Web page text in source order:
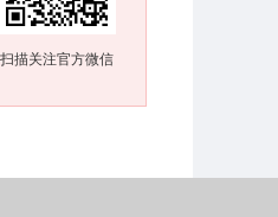
扫描关注官方微信